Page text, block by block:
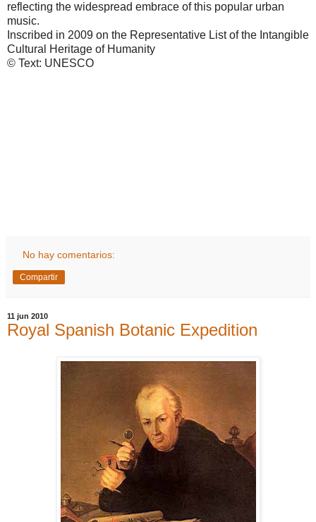
reflecting the widespread embrace of this popular urban
music.
Inscribed in 2009 on the Representative List of the Intangible
Cultural Heritage of Humanity
© Text: UNESCO
No hay comentarios:
Compartir
11 jun 2010
Royal Spanish Botanic Expedition